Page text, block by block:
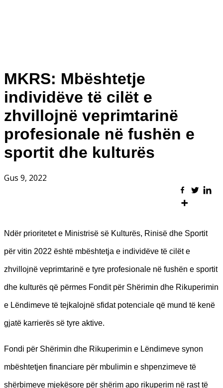
MKRS: Mbështetje
individëve të cilët e
zhvillojnë veprimtarinë
profesionale në fushën e
sportit dhe kulturës
Gus 9, 2022
Ndër prioritetet e Ministrisë së Kulturës, Rinisë dhe Sportit
për vitin 2022 është mbështetja e individëve të cilët e
zhvillojnë veprimtarinë e tyre profesionale në fushën e sportit
dhe kulturës që përmes Fondit për Shërimin dhe Rikuperimin
e Lëndimeve të tejkalojnë sfidat potenciale që mund të kenë
gjatë karrierës së tyre aktive.
Fondi për Shërimin dhe Rikuperimin e Lëndimeve synon
mbështetjen financiare për mbulimin e shpenzimeve të
shërbimeve mjekësore për shërim apo rikuperim në rast të